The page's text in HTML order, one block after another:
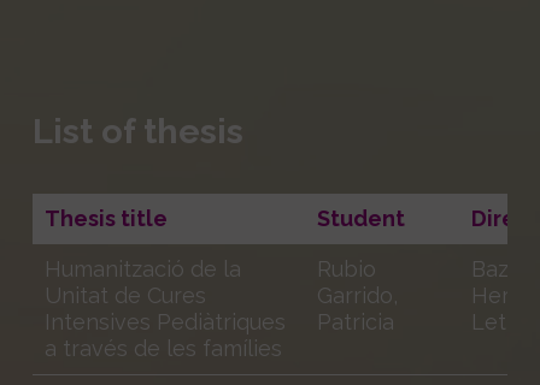
List of thesis
Thesis title Student
Humanització de la
Unitat de Cures
Intensives Pediàtriques
a través de les famílies
Rubio
Garrido,
Patricia
Bazo
Leticia